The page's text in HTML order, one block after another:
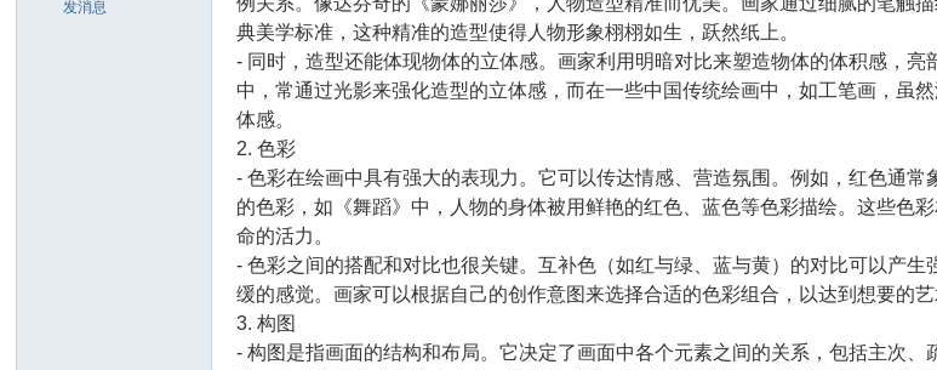
发消息
典美学标准，这种精准的造型使得人物形象栩栩如生，跃然纸上。
- 同时，造型还能体现物体的立体感。画家利用明暗对比来塑造物体的体积感，
中，常通过光影来强化造型的立体感，而在一些中国传统绘画中，如工笔画，虽
体感。
2. 色彩
- 色彩在绘画中具有强大的表现力。它可以传达情感、营造氛围。例如，红色通
的色彩，如《舞蹈》中，人物的身体被用鲜艳的红色、蓝色等色彩描绘。这些色
命的活力。
- 色彩之间的搭配和对比也很关键。互补色（如红与绿、蓝与黄）的对比可以产
缓的感觉。画家可以根据自己的创作意图来选择合适的色彩组合，以达到想要的艺
3. 构图
- 构图是指画面的结构和布局。它决定了画面中各个元素之间的关系，包括主次